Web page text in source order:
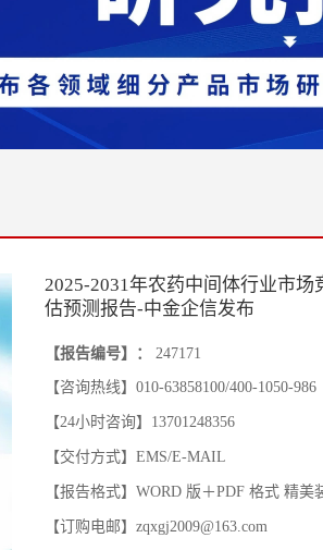
2025-2031年农药中间体行业市
估预测报告-中金企信发布
【报告编号】： 247171
【咨询热线】010-63858100/400-1050-986
【24小时咨询】13701248356
【交付方式】EMS/E-MAIL
【报告格式】WORD 版＋PDF 格式 精美
【订购电邮】zqxgj2009@163.com